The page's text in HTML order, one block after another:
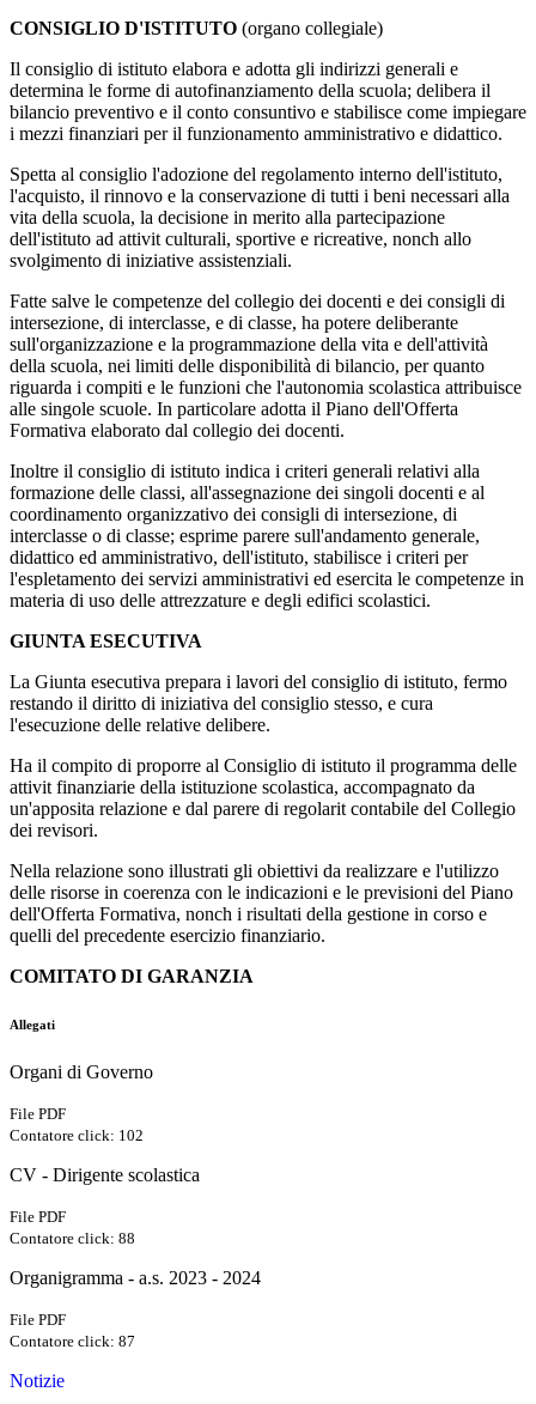
CONSIGLIO D'ISTITUTO (organo collegiale)
Il consiglio di istituto elabora e adotta gli indirizzi generali e
determina le forme di autofinanziamento della scuola; delibera il
bilancio preventivo e il conto consuntivo e stabilisce come impiegare
i mezzi finanziari per il funzionamento amministrativo e didattico.
Spetta al consiglio l'adozione del regolamento interno dell'istituto,
l'acquisto, il rinnovo e la conservazione di tutti i beni necessari alla
vita della scuola, la decisione in merito alla partecipazione
dell'istituto ad attivit culturali, sportive e ricreative, nonch allo
svolgimento di iniziative assistenziali.
Fatte salve le competenze del collegio dei docenti e dei consigli di
intersezione, di interclasse, e di classe, ha potere deliberante
sull'organizzazione e la programmazione della vita e dell'attività
della scuola, nei limiti delle disponibilità di bilancio, per quanto
riguarda i compiti e le funzioni che l'autonomia scolastica attribuisce
alle singole scuole. In particolare adotta il Piano dell'Offerta
Formativa elaborato dal collegio dei docenti.
Inoltre il consiglio di istituto indica i criteri generali relativi alla
formazione delle classi, all'assegnazione dei singoli docenti e al
coordinamento organizzativo dei consigli di intersezione, di
interclasse o di classe; esprime parere sull'andamento generale,
didattico ed amministrativo, dell'istituto, stabilisce i criteri per
l'espletamento dei servizi amministrativi ed esercita le competenze in
materia di uso delle attrezzature e degli edifici scolastici.
GIUNTA ESECUTIVA
La Giunta esecutiva prepara i lavori del consiglio di istituto, fermo
restando il diritto di iniziativa del consiglio stesso, e cura
l'esecuzione delle relative delibere.
Ha il compito di proporre al Consiglio di istituto il programma delle
attivit finanziarie della istituzione scolastica, accompagnato da
un'apposita relazione e dal parere di regolarit contabile del Collegio
dei revisori.
Nella relazione sono illustrati gli obiettivi da realizzare e l'utilizzo
delle risorse in coerenza con le indicazioni e le previsioni del Piano
dell'Offerta Formativa, nonch i risultati della gestione in corso e
quelli del precedente esercizio finanziario.
COMITATO DI GARANZIA
Allegati
Organi di Governo
File PDF
Contatore click: 102
CV - Dirigente scolastica
File PDF
Contatore click: 88
Organigramma - a.s. 2023 - 2024
File PDF
Contatore click: 87
Notizie